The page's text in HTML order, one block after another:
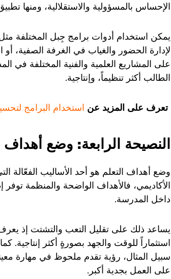
الإحساس بالمسؤولية والاستقلالية، ومنها
يمكن استخدام أدوات برامج جِبل المختلفة
لإدارة الحضور والغياب في الغرفة الصفية، أو
على المشاريع العلمية والفنية المختلفة في
الطالب أكثر تنظيماً، وإنتاجية.
تعرف على المزيد عن استخدام البرامج
النصيحة الرابعة: وضع
وضع أهداف التعلم هو أحد الأساليب الفعّالة
الأكاديمي، فالأهداف الواضحة والمنظمة توفر
داخل المدرسة.
يساعد ذلك على تقليل التعب والتشتت إذ يعرف
استثماراً للوقت والجهد بصورةٍ أكثر
سبيل المثال، رؤية تقدم ملحوظ في مهارة
على العمل بجدية أكبر.